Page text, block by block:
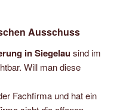
Ausschuss
in Siegelausind im
Will man diese
Fachfirma und hat ein